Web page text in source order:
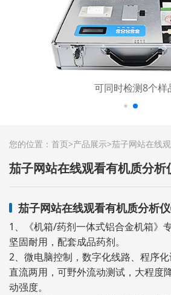
可同时检测8个样
您的位置： 首页>产品展示>茄子网站在线
茄子网站在线观看有机质分析
茄子网站在线观看有机质分析
1、《机箱/药剂一体式铝合金机箱》
坚固耐用，配套成品药剂。
2、微电脑控制，数字化线路、程序
直流两用，可野外流动测试，大程度
动强度。